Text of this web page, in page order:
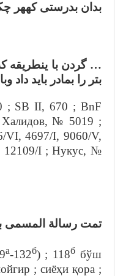
بدان بدرستى كههر
… گردن با ینطریقه که
بتر را بمادر باید داد
; SB II, 670 ; BnF
№ 5019 ;
4697/I, 9060/V,
12109/I ; Нукус, №
تمت رسالة المسمى
а-132б) ; 118б бўш
; сиёҳи қора ;